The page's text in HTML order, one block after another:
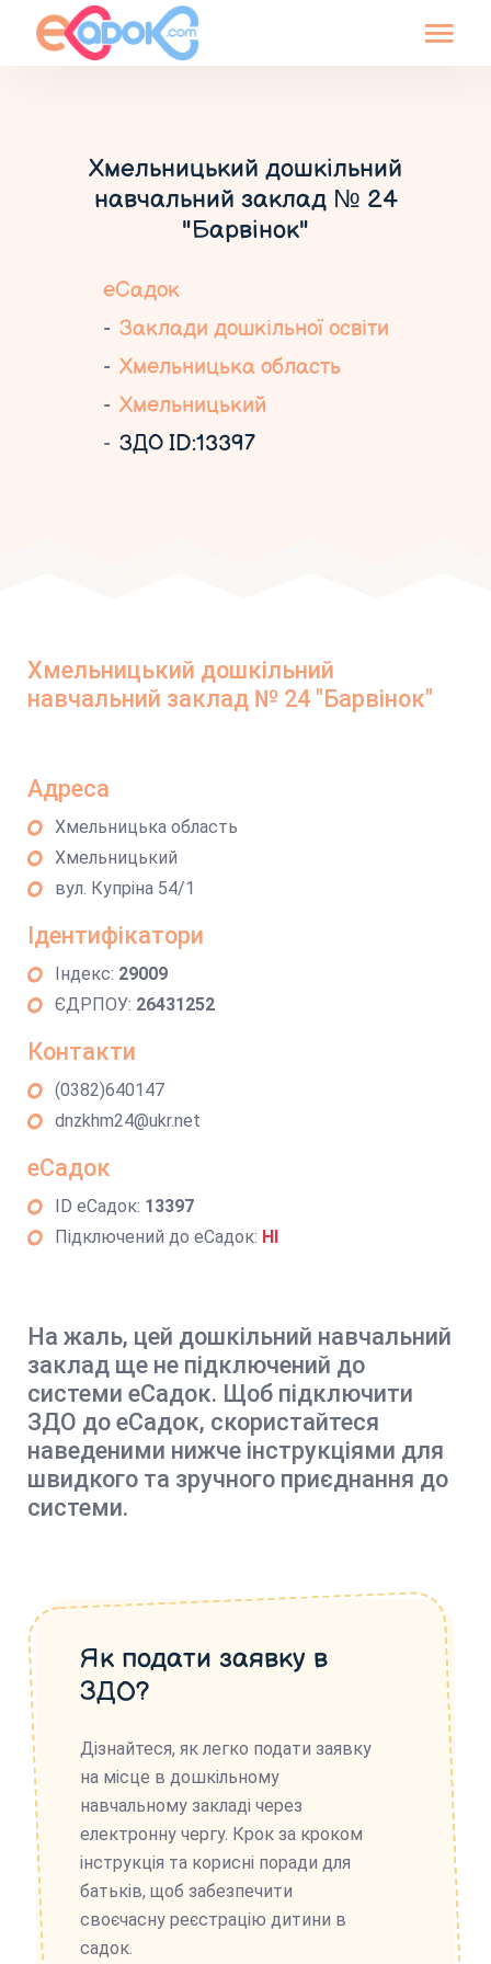
Хмельницький дошкільний
навчальний заклад № 24
"Барвінок"
еСадок
Заклади дошкільної освіти
Хмельницька область
Хмельницький
ЗДО ID:13397
Хмельницький дошкільний
навчальний заклад № 24 "Барвінок"
Адреса
Хмельницька область
Хмельницький
вул. Купріна 54/1
Ідентифікатори
Індекс: 29009
ЄДРПОУ: 26431252
Контакти
(0382)640147
dnzkhm24@ukr.net
еСадок
ID еСадок: 13397
Підключений до еСадок: НІ
На жаль, цей дошкільний навчальний
заклад ще не підключений до
системи еСадок. Щоб підключити
ЗДО до еСадок, скористайтеся
наведеними нижче інструкціями для
швидкого та зручного приєднання до
системи.
Як подати заявку в
ЗДО?
Дізнайтеся, як легко подати заявку
на місце в дошкільному
навчальному закладі через
електронну чергу. Крок за кроком
інструкція та корисні поради для
батьків, щоб забезпечити
своєчасну реєстрацію дитини в
садок.